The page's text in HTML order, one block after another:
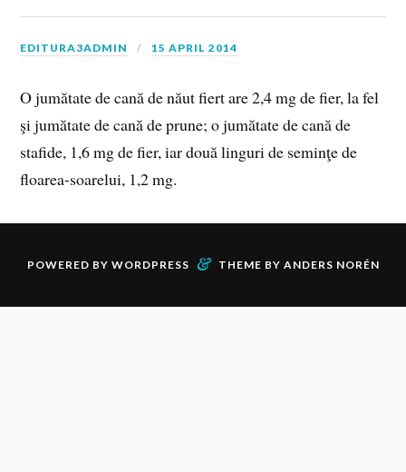
EDITURA3ADMIN 15 APRIL 2014
O jumătate de cană de năut fiert are 2,4 mg de fier, la fel
şi jumătate de cană de prune; o jumătate de cană de
stafide, 1,6 mg de fier, iar două linguri de seminţe de
floarea-soarelui, 1,2 mg.
POWERED BY WORDPRESS & THEME BY ANDERS NORÉN